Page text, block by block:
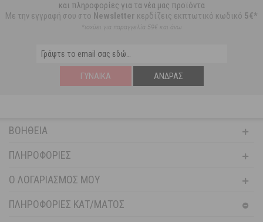
και πληροφορίες για τα νέα μας προϊόντα
Με την εγγραφή σου στο Newsletter κερδίζεις εκπτωτικό κωδικό 5€*
*ισχύει για παραγγελία 59€ και άνω
ΓΥΝΑΊΚΑ ΆΝΔΡΑΣ
ΒΟΉΘΕΙΑ
ΠΛΗΡΟΦΟΡΊΕΣ
Ο ΛΟΓΑΡΙΑΣΜΌΣ ΜΟΥ
ΠΛΗΡΟΦΟΡΙΕΣ ΚΑΤ/ΜΑΤΟΣ